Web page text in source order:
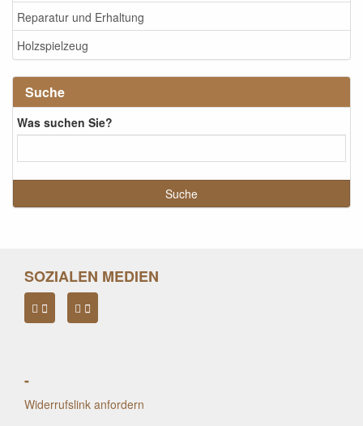
Reparatur und Erhaltung
Holzspielzeug
Suche
Was suchen Sie?
SOZIALEN MEDIEN
-
Widerrufslink anfordern